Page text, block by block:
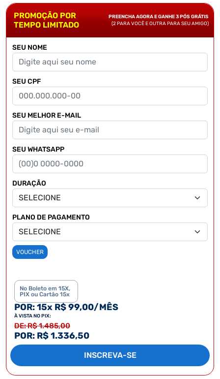
PROMOÇÃO POR
TEMPO LIMITADO
PREENCHA AGORA E GANHE 3 PÓS GRÁTIS
(2 PARA VOCÊ E OUTRA PARA SEU AMIGO)
SEU NOME
SEU CPF
SEU MELHOR E-MAIL
SEU WHATSAPP
DURAÇÃO
PLANO DE PAGAMENTO
VOUCHER
No Boleto em 15X,
PIX ou Cartão 15x
POR: 15x R$ 99,00/MÊS
À VISTA NO PIX:
DE: R$ 1.485,00
POR: R$ 1.336,50
INSCREVA-SE